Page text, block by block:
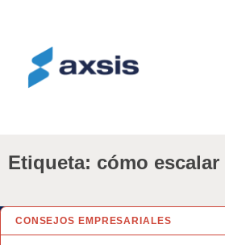
Etiqueta: cómo escalar
CONSEJOS EMPRESARIALES
18 ABR 2025